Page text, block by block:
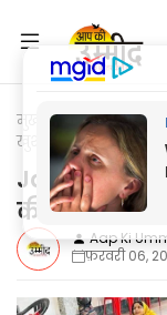
मुख्यपृष्ठ Jaunpur
खुशबू की अध्यक्ष ने शिव
Jaunpur
की अध्यक्ष ने
Aap Ki
फ़रवरी 06,